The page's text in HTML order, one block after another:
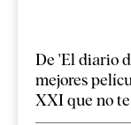
De 'El diario
mejores
XXI que no